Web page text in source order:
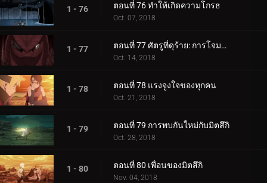
1 - 76 ตอนที่ 76 ทำให้เกิดความโกรธ
Oct. 07, 2018
1 - 77 ตอนที่ 77 ศัตรูที่ดุร้าย: การโจมตีอันดุร้ายของการาก้า!
Oct. 14, 2018
1 - 78 ตอนที่ 78 แรงจูงใจของทุกคน
Oct. 21, 2018
1 - 79 ตอนที่ 79 การพบกันใหม่กับมิตสึกิ
Oct. 28, 2018
1 - 80 ตอนที่ 80 เพื่อนของมิตสึกิ
Nov. 04, 2018